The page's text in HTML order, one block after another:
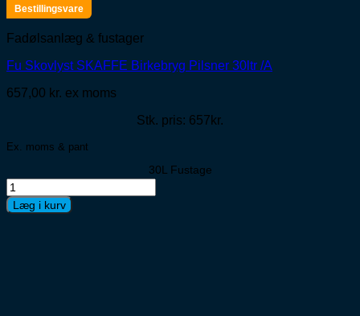
Bestillingsvare
Fadølsanlæg & fustager
Fu Skovlyst SKAFFE Birkebryg Pilsner 30ltr /A
657,00 kr. ex moms
Stk. pris: 657kr.
Ex. moms & pant
30L Fustage
Fu
Skovlyst
SKAFFE
Læg i kurv